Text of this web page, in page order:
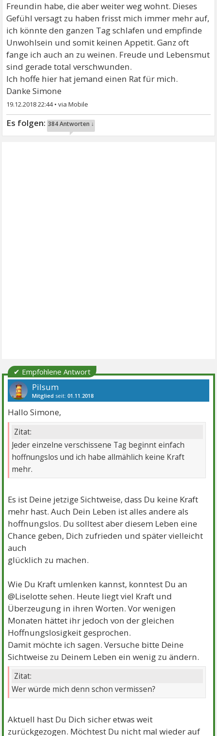
Freundin habe, die aber weiter weg wohnt. Dieses
Gefühl versagt zu haben frisst mich immer mehr auf,
ich könnte den ganzen Tag schlafen und empfinde
Unwohlsein und somit keinen Appetit. Ganz oft
fange ich auch an zu weinen. Freude und Lebensmut
sind gerade total verschwunden.
Ich hoffe hier hat jemand einen Rat für mich.
Danke Simone
19.12.2018 22:44•
384 Antworten ↓
✔ Empfohlene Antwort
Pilsum
Mitglied seit:01.11.2018
Hallo Simone,
Zitat:
Jeder einzelne verschissene Tag beginnt einfach
hoffnungslos und ich habe allmählich keine Kraft
mehr.
Es ist Deine jetzige Sichtweise, dass Du keine Kraft
mehr hast. Auch Dein Leben ist alles andere als
hoffnungslos. Du solltest aber diesem Leben eine
Chance geben, Dich zufrieden und später vielleicht
auch
glücklich zu machen.
Wie Du Kraft umlenken kannst, konntest Du an
@Liselotte sehen. Heute liegt viel Kraft und
Überzeugung in ihren Worten. Vor wenigen
Monaten hättet ihr jedoch von der gleichen
Hoffnungslosigkeit gesprochen.
Damit möchte ich sagen. Versuche bitte Deine
Sichtweise zu Deinem Leben ein wenig zu ändern.
Zitat:
Wer würde mich denn schon vermissen?
Aktuell hast Du Dich sicher etwas weit
zurückgezogen. Möchtest Du nicht mal wieder auf